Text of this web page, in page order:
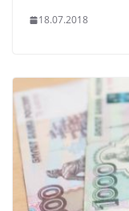
18.07.2018